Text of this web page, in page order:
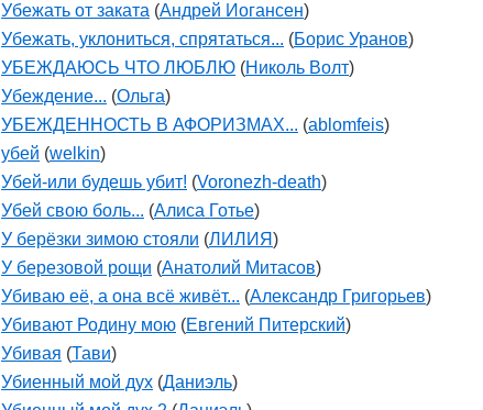
Убежать от заката (Андрей Иогансен)
Убежать, уклониться, спрятаться... (Борис Уранов)
УБЕЖДАЮСЬ ЧТО ЛЮБЛЮ (Николь Волт)
Убеждение... (Ольга)
УБЕЖДЕННОСТЬ В АФОРИЗМАХ... (ablomfeis)
убей (welkin)
Убей-или будешь убит! (Voronezh-death)
Убей свою боль... (Алиса Готье)
У берёзки зимою стояли (ЛИЛИЯ)
У березовой рощи (Анатолий Митасов)
Убиваю её, а она всё живёт... (Александр Григорьев)
Убивают Родину мою (Евгений Питерский)
Убивая (Тави)
Убиенный мой дух (Даниэль)